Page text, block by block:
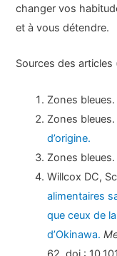
changer vos
et à vous détendre.
Sources des
Zones bleues.
Zones bleues.
d’origine.
Zones
Willcox DC,
alimentaires
que ceux de
d’Okinawa.